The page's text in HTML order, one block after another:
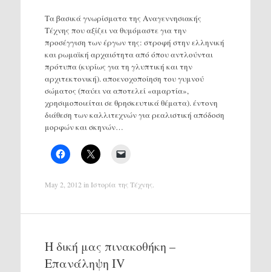
Τα βασικά γνωρίσματα της Αναγεννησιακής
Τέχνης που αξίζει να θυμόμαστε για την
προσέγγιση των έργων της: στροφή στην ελληνική
και ρωμαϊκή αρχαιότητα από όπου αντλούνται
πρότυπα (κυρίως για τη γλυπτική και την
αρχιτεκτονική). αποενοχοποίηση του γυμνού
σώματος (παύει να αποτελεί «αμαρτία»,
χρησιμοποιείται σε θρησκευτικά θέματα). έντονη
διάθεση των καλλιτεχνών για ρεαλιστική απόδοση
μορφών και σκηνών…
May 2, 2012 in Ιστορία της Τέχνης.
Η δική μας πινακοθήκη –
Επανάληψη ΙV